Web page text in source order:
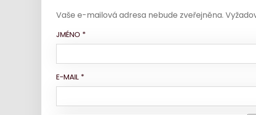
Vaše e-mailová adresa nebude zveřejněna.
JMÉNO *
E-MAIL *